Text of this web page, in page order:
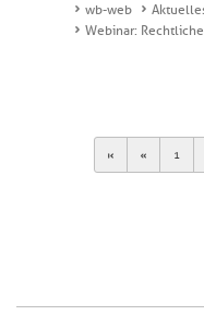
wb-web
Webinar:
First Previous
1